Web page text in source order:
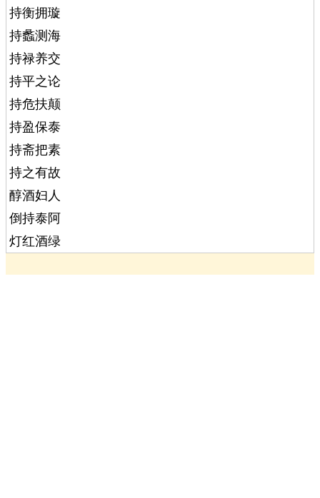
持衡拥璇
持蠡测海
持禄养交
持平之论
持危扶颠
持盈保泰
持斋把素
持之有故
醇酒妇人
倒持泰阿
灯红酒绿